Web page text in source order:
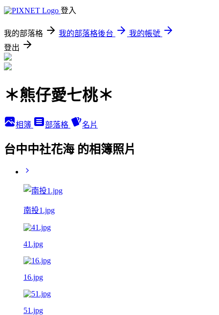
登入
我的部落格 我的部落格後台
我的帳號
登出
＊熊仔愛七桃＊
相簿 部落格 名片
台中中社花海 的相簿照片
南投1.jpg
41.jpg
16.jpg
51.jpg